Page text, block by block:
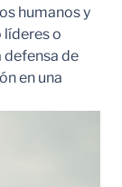
humanos y
líderes o
defensa de
en una